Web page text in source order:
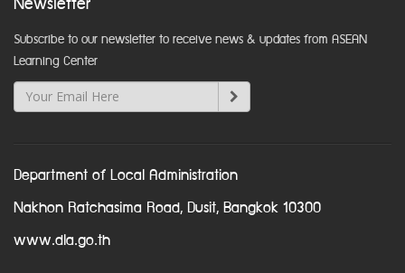
Subscribe to our newsletter to receive news & updates from ASEAN
Learning Center
Department of Local Administration
Nakhon Ratchasima Road, Dusit, Bangkok 10300
www.dla.go.th